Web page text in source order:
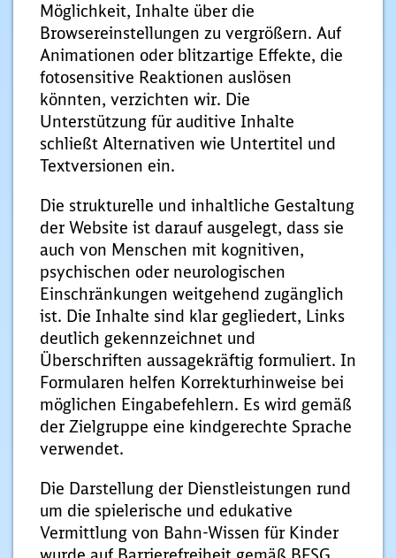
Möglichkeit, Inhalte über die
Browsereinstellungen zu vergrößern. Auf
Animationen oder blitzartige Effekte, die
fotosensitive Reaktionen auslösen
könnten, verzichten wir. Die
Unterstützung für auditive Inhalte
schließt Alternativen wie Untertitel und
Textversionen ein.
Die strukturelle und inhaltliche Gestaltung
der Website ist darauf ausgelegt, dass sie
auch von Menschen mit kognitiven,
psychischen oder neurologischen
Einschränkungen weitgehend zugänglich
ist. Die Inhalte sind klar gegliedert, Links
deutlich gekennzeichnet und
Überschriften aussagekräftig formuliert. In
Formularen helfen Korrekturhinweise bei
möglichen Eingabefehlern. Es wird gemäß
der Zielgruppe eine kindgerechte Sprache
verwendet.
Die Darstellung der Dienstleistungen rund
um die spielerische und edukative
Vermittlung von Bahn-Wissen für Kinder